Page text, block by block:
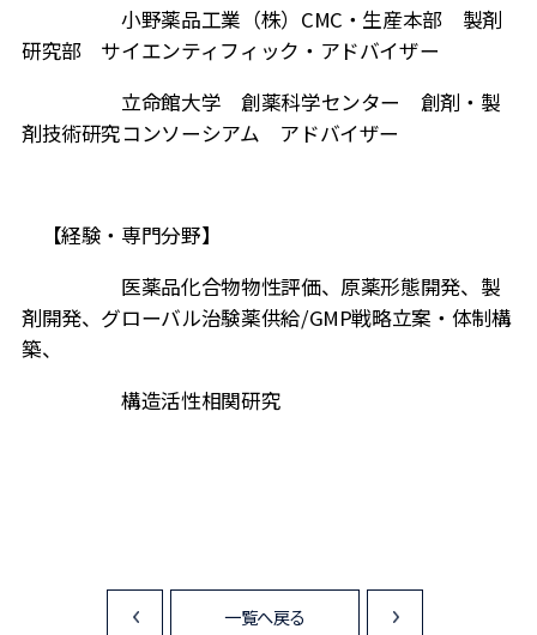
小野薬品工業（株） CMC ・生産本部 製剤
研究部 サイエンティフィック・アドバイザー
立命館大学 創薬科学センター 創剤・製
剤技術研究コンソーシアム アドバイザー
【経験・専門分野】
医薬品化合物物性評価、原薬形態開発、製
剤開発、グローバル治験薬供給/GMP戦略立案・体制構
築、
構造活性相関研究
<
一覧へ戻る